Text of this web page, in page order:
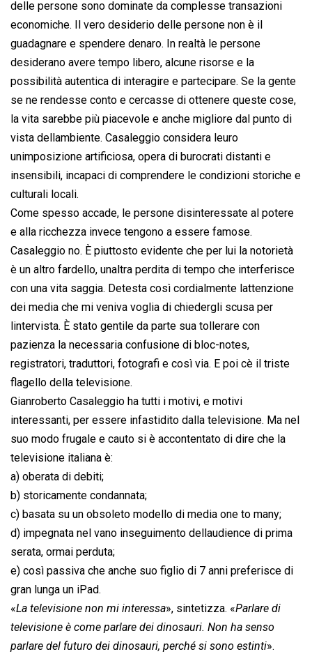
delle persone sono dominate da complesse transazioni
economiche. Il vero desiderio delle persone non è il
guadagnare e spendere denaro. In realtà le persone
desiderano avere tempo libero, alcune risorse e la
possibilità autentica di interagire e partecipare. Se la gente
se ne rendesse conto e cercasse di ottenere queste cose,
la vita sarebbe più piacevole e anche migliore dal punto di
vista dellambiente. Casaleggio considera leuro
unimposizione artificiosa, opera di burocrati distanti e
insensibili, incapaci di comprendere le condizioni storiche e
culturali locali.
Come spesso accade, le persone disinteressate al potere
e alla ricchezza invece tengono a essere famose.
Casaleggio no. È piuttosto evidente che per lui la notorietà
è un altro fardello, unaltra perdita di tempo che interferisce
con una vita saggia. Detesta così cordialmente lattenzione
dei media che mi veniva voglia di chiedergli scusa per
lintervista. È stato gentile da parte sua tollerare con
pazienza la necessaria confusione di bloc-notes,
registratori, traduttori, fotografi e così via. E poi cè il triste
flagello della televisione.
Gianroberto Casaleggio ha tutti i motivi, e motivi
interessanti, per essere infastidito dalla televisione. Ma nel
suo modo frugale e cauto si è accontentato di dire che la
televisione italiana è:
a) oberata di debiti;
b) storicamente condannata;
c) basata su un obsoleto modello di media one to many;
d) impegnata nel vano inseguimento dellaudience di prima
serata, ormai perduta;
e) così passiva che anche suo figlio di 7 anni preferisce di
gran lunga un iPad.
«La televisione non mi interessa», sintetizza. «Parlare di
televisione è come parlare dei dinosauri. Non ha senso
parlare del futuro dei dinosauri, perché si sono estinti».